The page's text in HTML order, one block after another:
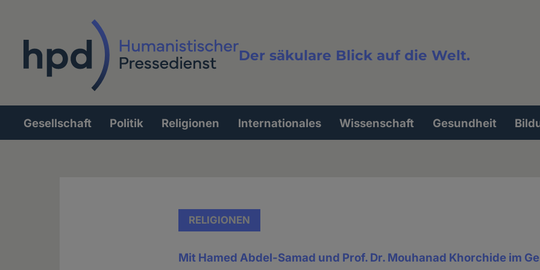
Der säkulare Blick auf die Welt.
Volltextsuche
Hauptnavigation
Gesellschaft Politik Religionen Internationales Wissenschaft Gesundheit
RELIGIONEN
Mit Hamed Abdel-Samad und Prof. Dr. Mouhanad Khorchide im